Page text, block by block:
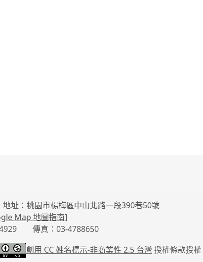
：桃園市楊梅區中山北路一段390巷50號
Map 地圖指南]
傳真：03-4788650
創用 CC 姓名標示-非商業性 2.5 台灣 授權條款授權